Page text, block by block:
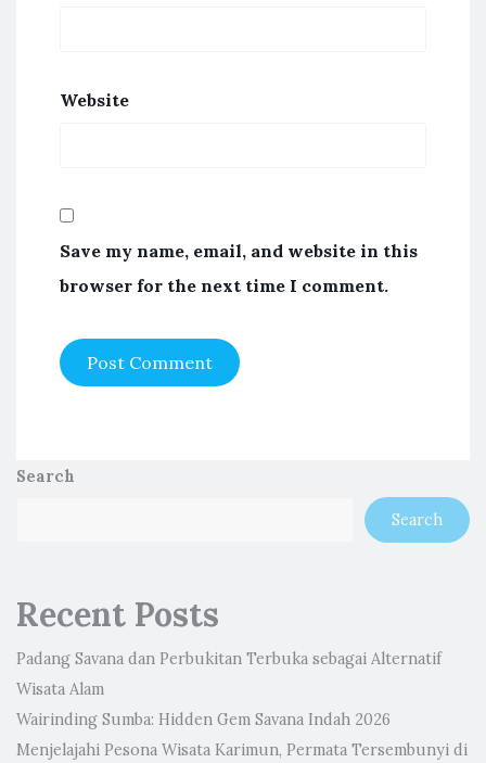
Website
Save my name, email, and website in this
browser for the next time I comment.
Search
Search
Recent Posts
Padang Savana dan Perbukitan Terbuka sebagai Alternatif
Wisata Alam
Wairinding Sumba: Hidden Gem Savana Indah 2026
Menjelajahi Pesona Wisata Karimun, Permata Tersembunyi di